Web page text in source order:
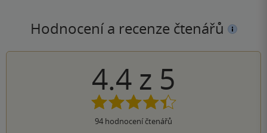
Hodnocení a recenze čtenářů
4.4 z 5
94 hodnocení čtenářů